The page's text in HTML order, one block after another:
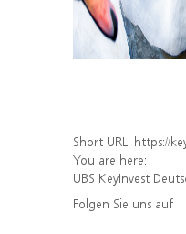
Short URL: https://keyinvest-
You are here:
UBS KeyInvest
Folgen Sie uns auf